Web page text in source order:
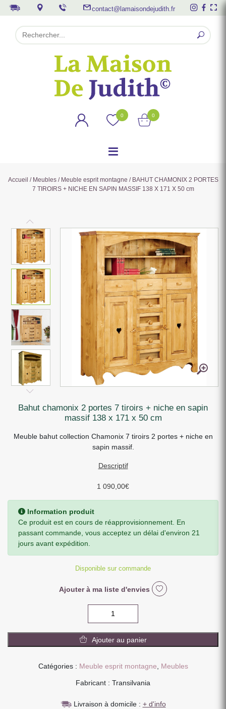
contact@lamaisondejudith.fr
0 0
Accueil / Meubles/ Meuble esprit montagne / BAHUT CHAMONIX 2 PORTES
7 TIROIRS + NICHE EN SAPIN MASSIF 138 X 171 X 50 cm
bahut chamonix 2 portes 7 tiroirs + niche en sapin
massif 138 x 171 x 50 cm
Meuble bahut collection Chamonix 7 tiroirs 2 portes + niche en
sapin massif.
Descriptif
1 090,00€
Information produit
Ce produit est en cours de réapprovisionnement. En
passant commande, vous acceptez un délai d'environ 21
jours avant expédition.
Disponible sur commande
Ajouter à ma liste d'envies
CHAMONIX
PORTES
TIROIRS
NICHE
Ajouter au panier
Catégories : Meuble esprit montagne, Meubles
Fabricant : Transilvania
Livraison à domicile : + d'info